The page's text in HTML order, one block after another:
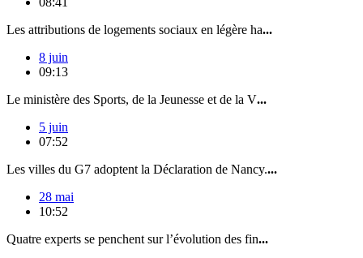
Les attributions de logements sociaux en légère ha...
8 juin
09:13
Le ministère des Sports, de la Jeunesse et de la V...
5 juin
07:52
Les villes du G7 adoptent la Déclaration de Nancy....
28 mai
10:52
Quatre experts se penchent sur l’évolution des fin...